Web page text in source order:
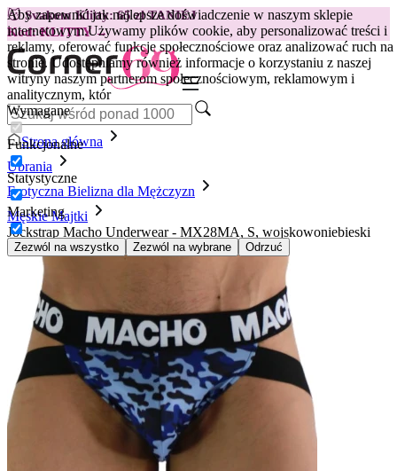
Aby zapewnić jak najlepsze doświadczenie w naszym sklepie
internetowym.Używamy plików cookie, aby personalizować treści i
reklamy, oferować funkcje społecznościowe oraz analizować ruch na
stronie. Udostępniamy również informacje o korzystaniu z naszej
witryny naszym partnerom społecznościowym, reklamowym i
analitycznym, któr
Wymagane
Funkcjonalne
Statystyczne
Marketing
Zezwól na wszystko Zezwól na wybrane Odrzuć
😽Svakom Klitty: 65 zł TANIEJ
Kod: KLITTY →
Strona główna
Ubrania
Erotyczna Bielizna dla Mężczyzn
Męskie Majtki
Jockstrap Macho Underwear - MX28MA, S, wojskowoniebieski